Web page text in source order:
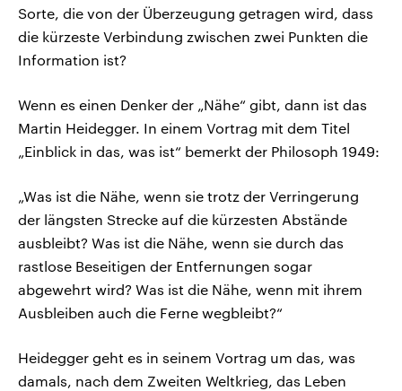
Sorte, die von der Überzeugung getragen wird, dass
die kürzeste Verbindung zwischen zwei Punkten die
Information ist?
Wenn es einen Denker der „Nähe“ gibt, dann ist das
Martin Heidegger. In einem Vortrag mit dem Titel
„Einblick in das, was ist“ bemerkt der Philosoph 1949:
„Was ist die Nähe, wenn sie trotz der Verringerung
der längsten Strecke auf die kürzesten Abstände
ausbleibt? Was ist die Nähe, wenn sie durch das
rastlose Beseitigen der Entfernungen sogar
abgewehrt wird? Was ist die Nähe, wenn mit ihrem
Ausbleiben auch die Ferne wegbleibt?“
Heidegger geht es in seinem Vortrag um das, was
damals, nach dem Zweiten Weltkrieg, das Leben